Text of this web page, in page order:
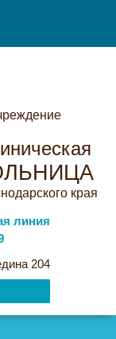
края
линия
204